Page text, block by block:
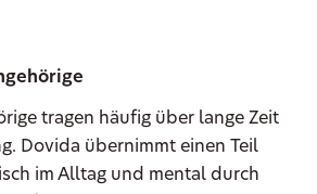
tragen häufig über lange Zeit
Dovida übernimmt einen Teil
im Alltag und mental durch